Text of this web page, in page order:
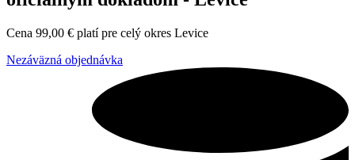
Cena 99,00 € platí pre celý okres Levice
Nezáväzná objednávka